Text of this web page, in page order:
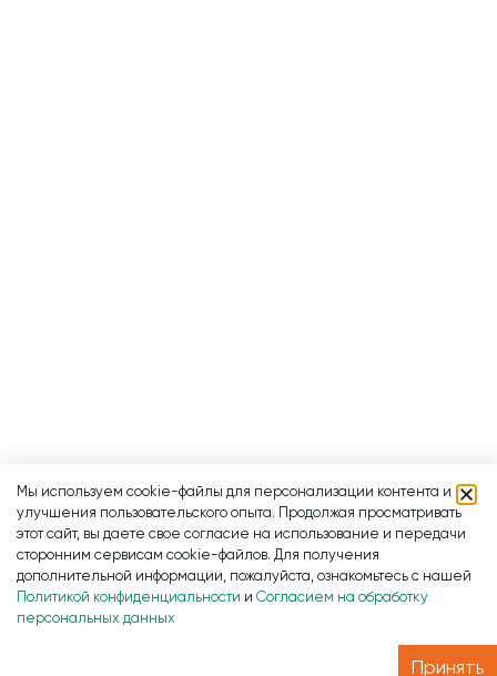
Мы используем cookie-файлы для персонализации контента и
улучшения пользовательского опыта. Продолжая просматривать
этот сайт, вы даете свое согласие на использование и передачи
сторонним сервисам cookie-файлов. Для получения
дополнительной информации, пожалуйста, ознакомьтесь с нашей
Политикой конфиденциальности и Согласием на обработку
персональных данных
Принять